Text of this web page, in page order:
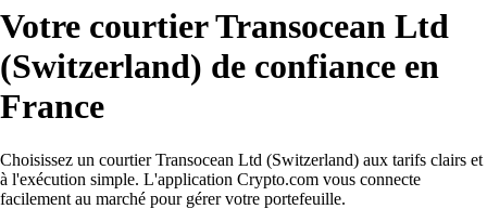
Votre courtier Transocean Ltd
(Switzerland) de confiance en
France
Choisissez un courtier Transocean Ltd (Switzerland) aux tarifs clairs et
à l'exécution simple. L'application Crypto.com vous connecte
facilement au marché pour gérer votre portefeuille.